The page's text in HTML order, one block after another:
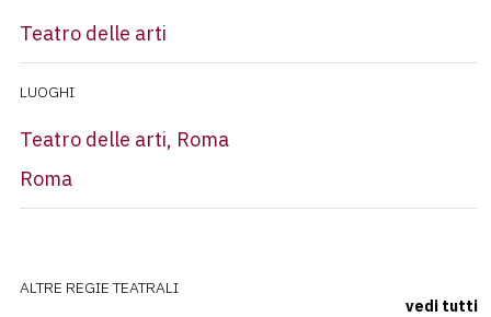
Teatro delle arti
LUOGHI
Teatro delle arti, Roma
Roma
ALTRE REGIE TEATRALI
vedi tutti